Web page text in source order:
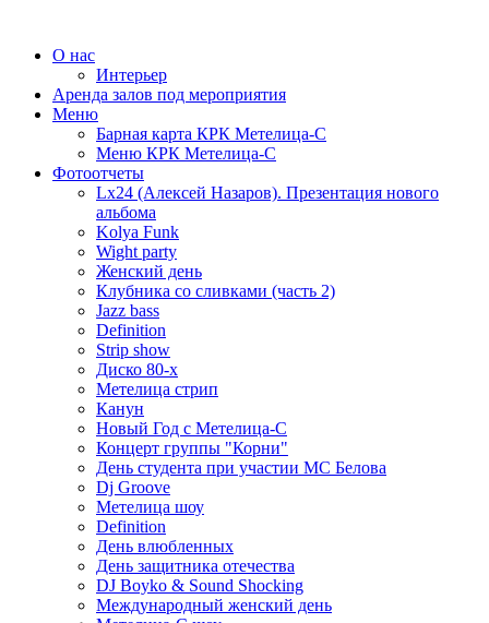
О нас
Интерьер
Аренда залов под мероприятия
Меню
Барная карта КРК Метелица-С
Меню КРК Метелица-С
Фотоотчеты
Lx24 (Алексей Назаров). Презентация нового
альбома
Kolya Funk
Wight party
Женский день
Клубника со сливками (часть 2)
Jazz bass
Definition
Strip show
Диско 80-х
Метелица стрип
Канун
Новый Год с Метелица-С
Концерт группы "Корни"
День студента при участии МС Белова
Dj Groove
Метелица шоу
Definition
День влюбленных
День защитника отечества
DJ Boyko & Sound Shocking
Международный женский день